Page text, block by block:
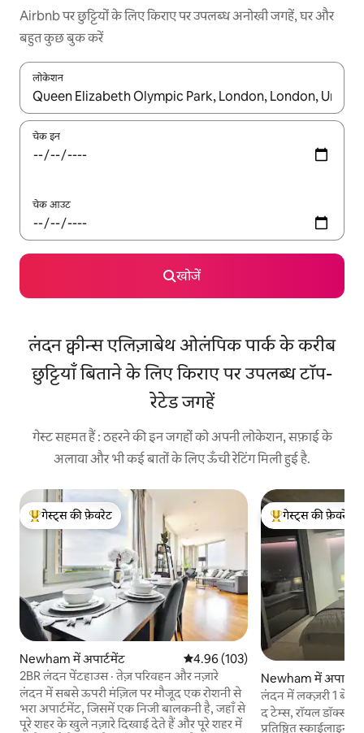
Airbnb पर छुट्टियों के लिए किराए पर उपलब्ध अनोखी जगहें, घर और
बहुत कुछ बुक करें
लोकेशन
नतीजों के उपलब्ध होने पर, अप और डाउन 'ऐरो की' का इस्तेमाल करके नेविगेट
चेक इन
चेक आउट
खोजें
लंदन क्वीन्स एलिज़ाबेथ ओलंपिक पार्क के करीब
छुट्टियाँ बिताने के लिए किराए पर उपलब्ध टॉप-
रेटेड जगहें
गेस्ट सहमत हैं : ठहरने की इन जगहों को अपनी लोकेशन, सफ़ाई के
अलावा और भी कई बातों के लिए ऊँची रेटिंग मिली हुई है.
गेस्ट्स का टॉप फ़ेवरेट
गेस्ट्स की फ़ेवरेट
Newham में अपार्टमेंट औसत रेटिंग 5 में से 4.96, 103 समीक्षाएँ
4.96 (103)
2BR लंदन पेंटहाउस · तेज़ परिवहन और नज़ारे
लंदन में सबसे ऊपरी मंज़िल पर मौजूद एक रोशनी से
भरा अपार्टमेंट, जिसमें एक निजी बालकनी है, जहाँ से
पूरे शहर के खुले नज़ारे दिखाई देते हैं और पूरे शहर में
गेस्ट्स का टॉप फ़ेवरेट
गेस्ट्स की फ़ेवरेट
Newham में
लंदन में लक्ज़री 1
द टेम्स, रॉयल डॉक्स,
प्रतिष्ठित